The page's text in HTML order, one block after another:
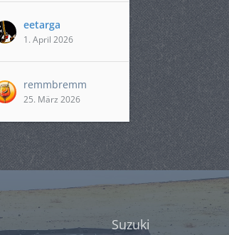
eetarga
1. April 2026
remmbremm
25. März 2026
Suzuki